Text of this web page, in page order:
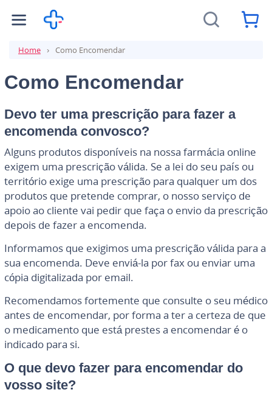
Home Como Encomendar
Como Encomendar
Devo ter uma prescrição para fazer a
encomenda convosco?
Alguns produtos disponíveis na nossa farmácia online
exigem uma prescrição válida. Se a lei do seu país ou
território exige uma prescrição para qualquer um dos
produtos que pretende comprar, o nosso serviço de
apoio ao cliente vai pedir que faça o envio da prescrição
depois de fazer a encomenda.
Informamos que exigimos uma prescrição válida para a
sua encomenda. Deve enviá-la por fax ou enviar uma
cópia digitalizada por email.
Recomendamos fortemente que consulte o seu médico
antes de encomendar, por forma a ter a certeza de que
o medicamento que está prestes a encomendar é o
indicado para si.
O que devo fazer para encomendar do
vosso site?